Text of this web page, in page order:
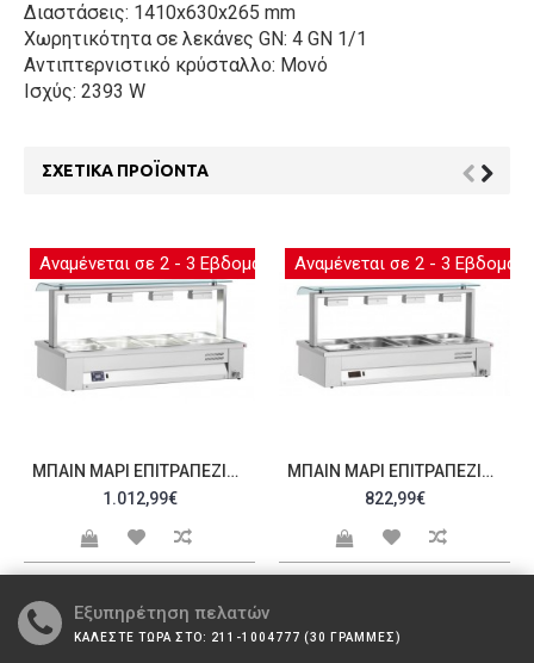
Διαστάσεις: 1410x630x265 mm
Χωρητικότητα σε λεκάνες GN: 4 GN 1/1
Αντιπτερνιστικό κρύσταλλο: Μονό
Ισχύς: 2393 W
ΣΧΕΤΙΚΆ ΠΡΟΪΌΝΤΑ
Αναμένεται σε 2 - 3 Εβδομάδες
ΜΠΑΙΝ ΜΑΡΊ ΕΠΙΤΡΑΠΈΖΙΟ MSV614 C18198
1.012,99€
Αναμένεται σε 2 - 3
ΜΠΑΙΝ ΜΑΡΊ ΕΠΙΤΡΑΠΈΖΙΟ MEV67 C328521
822,99€
Εξυπηρέτηση πελατών
ΚΑΛΕΣΤΕ ΤΩΡΑ ΣΤΟ: 211-1004777 (30 ΓΡΑΜΜΕΣ)